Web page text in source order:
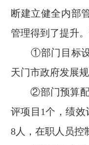
断建立健全内部
管理得到了提升
①部门目标设
天门市政府发展
②部门预算配
评项目1个，绩效
8人，在职人员控